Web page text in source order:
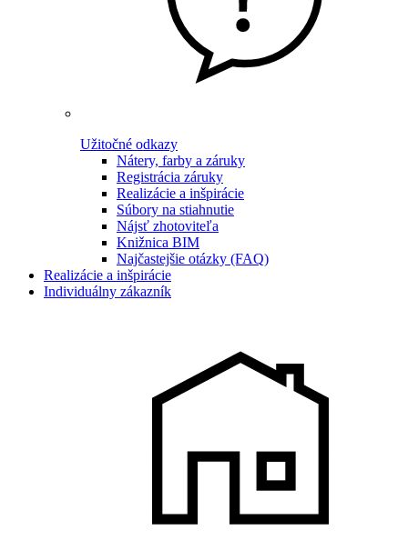
Užitočné odkazy
Nátery, farby a záruky
Registrácia záruky
Realizácie a inšpirácie
Súbory na stiahnutie
Nájsť zhotoviteľa
Knižnica BIM
Najčastejšie otázky (FAQ)
Realizácie a inšpirácie
Individuálny zákazník